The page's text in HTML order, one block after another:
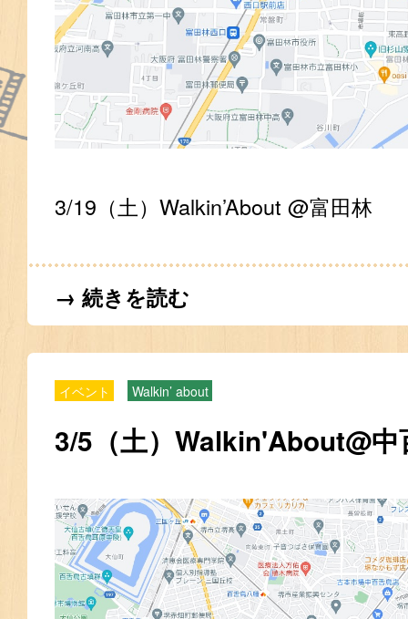
3/19（土）Walkin’About @富田林
→ 続きを読む
イベント Walkin’ about
3/5（土）Walkin'About@中